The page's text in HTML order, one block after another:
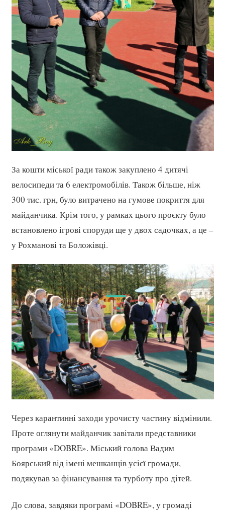
За кошти міської ради також закуплено 4 дитячі
велосипеди та 6 електромобілів. Також більше, ніж
300 тис. грн, було витрачено на гумове покриття для
майданчика. Крім того, у рамках цього проєкту було
встановлено ігрові споруди ще у двох садочках, а це –
у Рохманові та Боложівці.
Через карантинні заходи урочисту частину відмінили.
Проте оглянути майданчик завітали представники
програми «DOBRE». Міський голова Вадим
Боярський від імені мешканців усієї громади,
подякував за фінансування та турботу про дітей.
До слова, завдяки програмі «DOBRE», у громаді